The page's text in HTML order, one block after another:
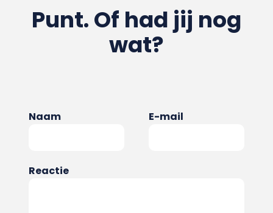
Punt. Of had jij nog
wat?
Naam E-mail
Reactie